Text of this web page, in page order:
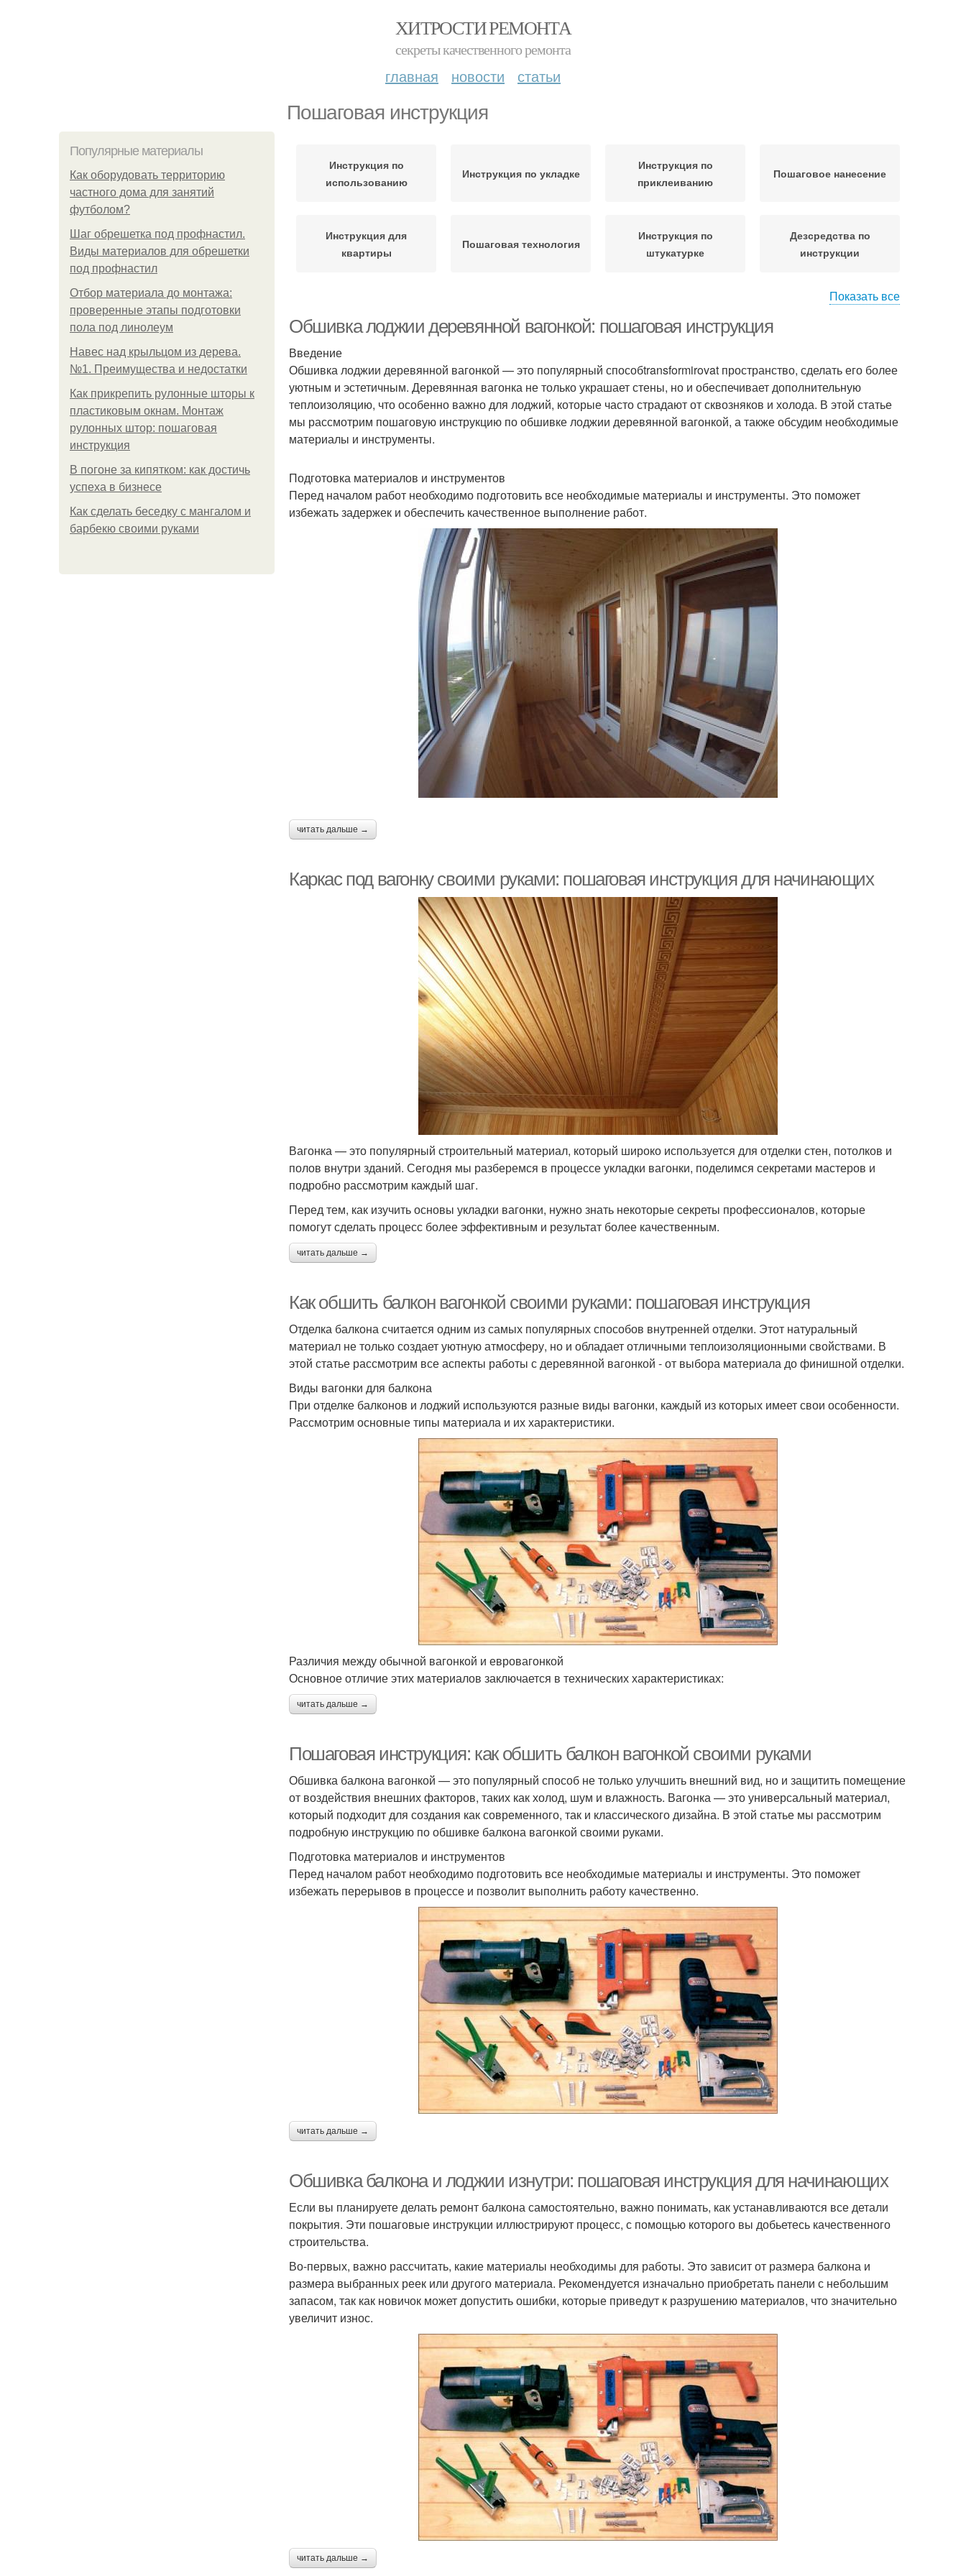
ХИТРОСТИ РЕМОНТА
секреты качественного ремонта
главная новости статьи
Пошаговая инструкция
Популярные материалы
Как оборудовать территорию
частного дома для занятий
футболом?
Шаг обрешетка под профнастил.
Виды материалов для обрешетки
под профнастил
Отбор материала до монтажа:
проверенные этапы подготовки
пола под линолеум
Навес над крыльцом из дерева.
№1. Преимущества и недостатки
Как прикрепить рулонные шторы к
пластиковым окнам. Монтаж
рулонных штор: пошаговая
инструкция
В погоне за кипятком: как достичь
успеха в бизнесе
Как сделать беседку с мангалом и
барбекю своими руками
Инструкция по
использованию
Инструкция по укладке
Инструкция по
приклеиванию
Пошаговое нанесение
Инструкция для
квартиры
Пошаговая технология
Инструкция по
штукатурке
Дезсредства по
инструкции
Показать все
Обшивка лоджии деревянной вагонкой: пошаговая инструкция
Введение
Обшивка лоджии деревянной вагонкой — это популярный способtransformirovat пространство, сделать его более
уютным и эстетичным. Деревянная вагонка не только украшает стены, но и обеспечивает дополнительную
теплоизоляцию, что особенно важно для лоджий, которые часто страдают от сквозняков и холода. В этой статье
мы рассмотрим пошаговую инструкцию по обшивке лоджии деревянной вагонкой, а также обсудим необходимые
материалы и инструменты.
Подготовка материалов и инструментов
Перед началом работ необходимо подготовить все необходимые материалы и инструменты. Это поможет
избежать задержек и обеспечить качественное выполнение работ.
читать дальше →
Каркас под вагонку своими руками: пошаговая инструкция для начинающих
Вагонка — это популярный строительный материал, который широко используется для отделки стен, потолков и
полов внутри зданий. Сегодня мы разберемся в процессе укладки вагонки, поделимся секретами мастеров и
подробно рассмотрим каждый шаг.
Перед тем, как изучить основы укладки вагонки, нужно знать некоторые секреты профессионалов, которые
помогут сделать процесс более эффективным и результат более качественным.
читать дальше →
Как обшить балкон вагонкой своими руками: пошаговая инструкция
Отделка балкона считается одним из самых популярных способов внутренней отделки. Этот натуральный
материал не только создает уютную атмосферу, но и обладает отличными теплоизоляционными свойствами. В
этой статье рассмотрим все аспекты работы с деревянной вагонкой - от выбора материала до финишной отделки.
Виды вагонки для балкона
При отделке балконов и лоджий используются разные виды вагонки, каждый из которых имеет свои особенности.
Рассмотрим основные типы материала и их характеристики.
Различия между обычной вагонкой и евровагонкой
Основное отличие этих материалов заключается в технических характеристиках:
читать дальше →
Пошаговая инструкция: как обшить балкон вагонкой своими руками
Обшивка балкона вагонкой — это популярный способ не только улучшить внешний вид, но и защитить помещение
от воздействия внешних факторов, таких как холод, шум и влажность. Вагонка — это универсальный материал,
который подходит для создания как современного, так и классического дизайна. В этой статье мы рассмотрим
подробную инструкцию по обшивке балкона вагонкой своими руками.
Подготовка материалов и инструментов
Перед началом работ необходимо подготовить все необходимые материалы и инструменты. Это поможет
избежать перерывов в процессе и позволит выполнить работу качественно.
читать дальше →
Обшивка балкона и лоджии изнутри: пошаговая инструкция для начинающих
Если вы планируете делать ремонт балкона самостоятельно, важно понимать, как устанавливаются все детали
покрытия. Эти пошаговые инструкции иллюстрируют процесс, с помощью которого вы добьетесь качественного
строительства.
Во-первых, важно рассчитать, какие материалы необходимы для работы. Это зависит от размера балкона и
размера выбранных реек или другого материала. Рекомендуется изначально приобретать панели с небольшим
запасом, так как новичок может допустить ошибки, которые приведут к разрушению материалов, что значительно
увеличит износ.
читать дальше →